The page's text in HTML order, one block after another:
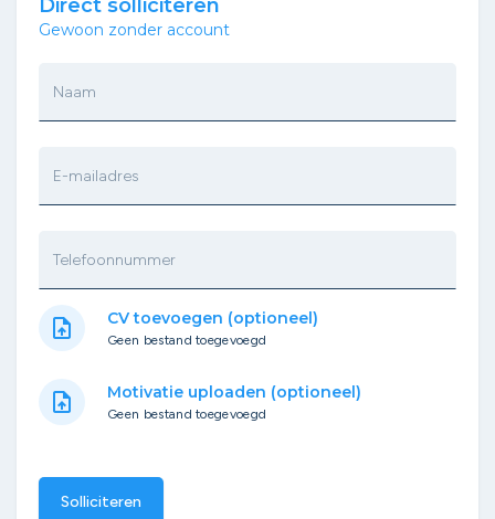
Direct solliciteren
Gewoon zonder account
Naam
E-mailadres
Telefoonnummer
upload_file CV toevoegen (optioneel)
Geen bestand toegevoegd
upload_file Motivatie uploaden (optioneel)
Geen bestand toegevoegd
Solliciteren